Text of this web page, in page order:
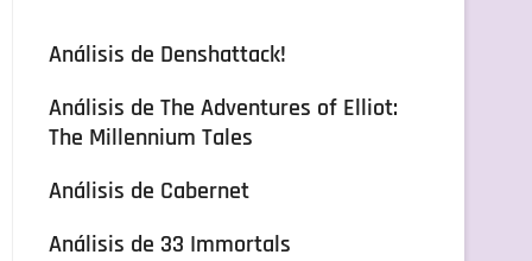
Análisis de Denshattack!
Análisis de The Adventures of Elliot:
The Millennium Tales
Análisis de Cabernet
Análisis de 33 Immortals